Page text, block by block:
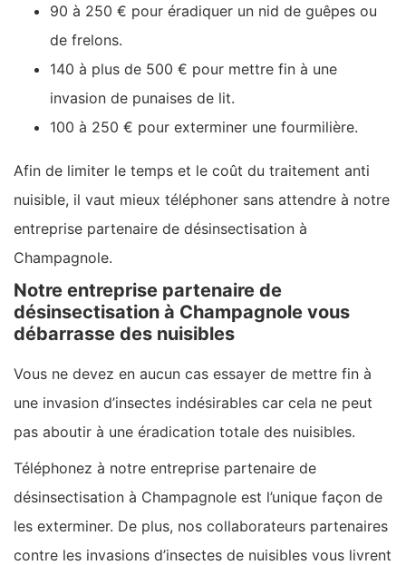
90 à 250 € pour éradiquer un nid de guêpes ou
de frelons.
140 à plus de 500 € pour mettre fin à une
invasion de punaises de lit.
100 à 250 € pour exterminer une fourmilière.
Afin de limiter le temps et le coût du traitement anti
nuisible, il vaut mieux téléphoner sans attendre à notre
entreprise partenaire de désinsectisation à
Champagnole.
Notre entreprise partenaire de
désinsectisation à Champagnole vous
débarrasse des nuisibles
Vous ne devez en aucun cas essayer de mettre fin à
une invasion d’insectes indésirables car cela ne peut
pas aboutir à une éradication totale des nuisibles.
Téléphonez à notre entreprise partenaire de
désinsectisation à Champagnole est l’unique façon de
les exterminer. De plus, nos collaborateurs partenaires
contre les invasions d’insectes de nuisibles vous livrent